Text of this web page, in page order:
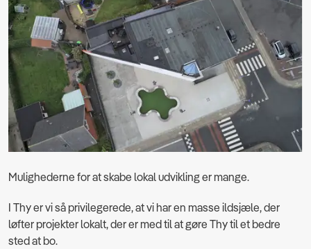
Mulighederne for at skabe lokal udvikling er mange.
I Thy er vi så privilegerede, at vi har en masse ildsjæle, der
løfter projekter lokalt, der er med til at gøre Thy til et bedre
sted at bo.